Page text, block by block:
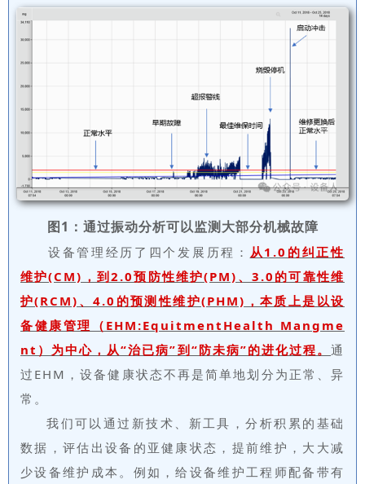
图1：通过振动分析可以监测大部分机械故障
设备管理经历了四个发展历程： 从1.0的纠正性
维护(CM)，到2.0预防性维护(PM)、3.0的可靠性维
护(RCM)、4.0的预测性维护(PHM)，本质上是以设
备健康管理（EHM:EquitmentHealth Mangme
nt）为中心，从“治已病”到“防未病”的进化过程。 通
过EHM，设备健康状态不再是简单地划分为正常、异
常。
我们可以通过新技术、新工具，分析积累的基础
数据，评估出设备的亚健康状态，提前维护，大大减
少设备维护成本。例如，给设备维护工程师配备带有